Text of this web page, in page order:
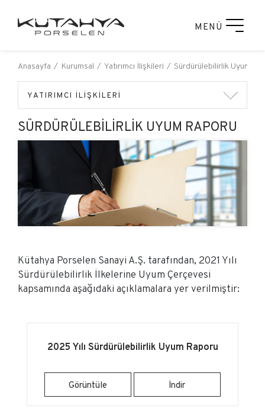
MENÜ
Anasayfa Kurumsal Yatırımcı İlişkileri Sürdürülebilirlik Uyum
YATIRIMCI İLİŞKİLERİ
SÜRDÜRÜLEBILIRLIK UYUM RAPORU
Kütahya Porselen Sanayi A.Ş. tarafından, 2021 Yılı
Sürdürülebilirlik İlkelerine Uyum Çerçevesi
kapsamında aşağıdaki açıklamalara yer verilmiştir:
2025 Yılı Sürdürülebilirlik Uyum Raporu
Görüntüle İndir